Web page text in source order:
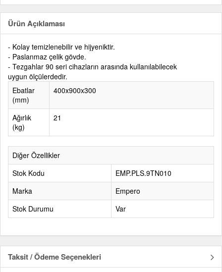
Ürün Açıklaması
- Kolay temizlenebilir ve hijyeniktir.
- Paslanmaz çelik gövde.
- Tezgahlar 90 seri cihazların arasında kullanılabilecek
uygun ölçülerdedir.
Ebatlar
(mm)
400x900x300
Ağırlık
(kg)
21
Diğer Özellikler
Stok Kodu
EMP.PLS.9TN010
Marka
Empero
Stok Durumu
Var
Taksit / Ödeme Seçenekleri